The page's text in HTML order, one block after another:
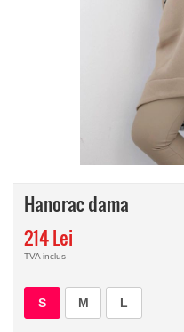
Hanorac dama
214 Lei
TVA inclus
S M L